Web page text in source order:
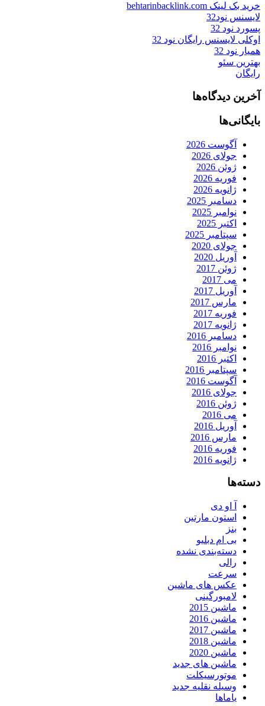
خرید بک لینک behtarinbacklink.com
لایسنس نود32
پسورد نود 32
اوکلی لایسنس رایگان نود 32
همیار نود 32
بهترین سئو
رایگان
آخرین دیدگاه‌ها
بایگانی‌ها
آگوست 2026
جولای 2026
ژوئن 2026
فوریه 2026
ژانویه 2026
دسامبر 2025
نوامبر 2025
اکتبر 2025
سپتامبر 2025
جولای 2020
آوریل 2020
ژوئن 2017
می 2017
آوریل 2017
مارس 2017
فوریه 2017
ژانویه 2017
دسامبر 2016
نوامبر 2016
اکتبر 2016
سپتامبر 2016
آگوست 2016
جولای 2016
ژوئن 2016
می 2016
آوریل 2016
مارس 2016
فوریه 2016
ژانویه 2016
دسته‌ها
آ او دی
استون مارتین
بنز
بی ام دبلیو
دسته‌بندی نشده
رالی
سرعت
عکس های ماشین
لامبورگینی
ماشین 2015
ماشین 2016
ماشین 2017
ماشین 2018
ماشین 2020
ماشین های جدید
موتورسیکلت
وسیله نقلیه جدید
یاماها